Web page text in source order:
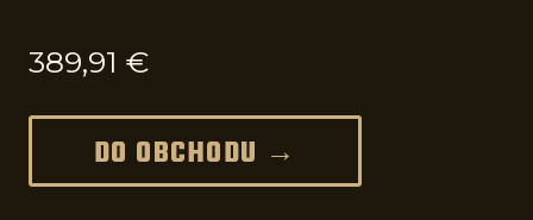
389,91 €
DO OBCHODU →